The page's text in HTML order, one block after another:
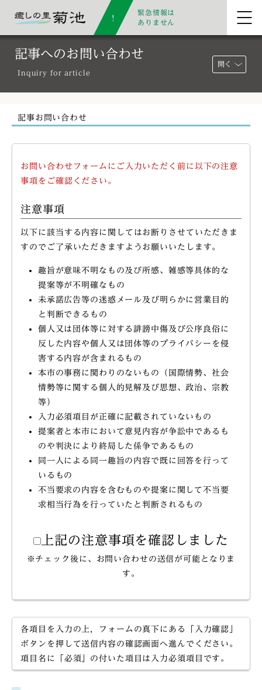
緊急情報は
ありません
記事へのお問い合わせ
Inquiry for article
開く
記事お問い合わせ
お問い合わせフォームにご入力いただく前に以下の注意
事項をご確認ください。
注意事項
以下に該当する内容に関してはお断りさせていただきま
すのでご了承いただきますようお願いいたします。
趣旨が意味不明なもの及び所感、雑感等具体的な
提案等が不明確なもの
未承諾広告等の迷惑メール及び明らかに営業目的
と判断できるもの
個人又は団体等に対する誹謗中傷及び公序良俗に
反した内容や個人又は団体等のプライバシーを侵
害する内容が含まれるもの
本市の事務に関わりのないもの（国際情勢、社会
情勢等に関する個人的見解及び思想、政治、宗教
等）
入力必須項目が正確に記載されていないもの
提案者と本市において意見内容が争訟中であるも
のや判決により終局した係争であるもの
同一人による同一趣旨の内容で既に回答を行って
いるもの
不当要求の内容を含むものや提案に関して不当要
求相当行為を行っていたと判断されるもの
上記の注意事項を確認しました
※チェック後に、お問い合わせの送信が可能となりま
す。
各項目を入力の上，フォームの真下にある「入力確認」
ボタンを押して送信内容の確認画面へ進んでください。
項目名に「必須」の付いた項目は入力必須項目です。